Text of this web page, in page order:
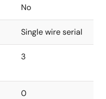
No
Single wire serial
3
0